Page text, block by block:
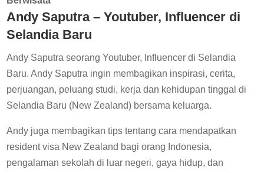
Andy Saputra – Youtuber, Influencer di
Selandia Baru
Andy Saputra seorang Youtuber, Influencer di Selandia
Baru. Andy Saputra ingin membagikan inspirasi, cerita,
perjuangan, peluang studi, kerja dan kehidupan tinggal di
Selandia Baru (New Zealand) bersama keluarga.
Andy juga membagikan tips tentang cara mendapatkan
resident visa New Zealand bagi orang Indonesia,
pengalaman sekolah di luar negeri, gaya hidup, dan